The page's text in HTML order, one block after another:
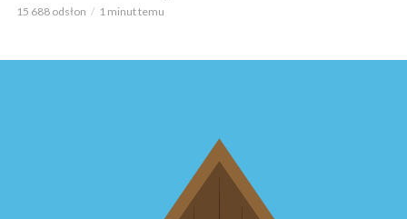
15 688 odsłon 1 minut temu